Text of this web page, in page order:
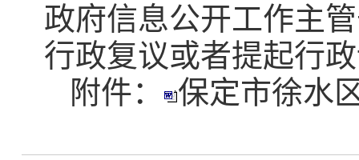
政府信息公开工作主
行政复议或者提起行
附件：
保定市徐水